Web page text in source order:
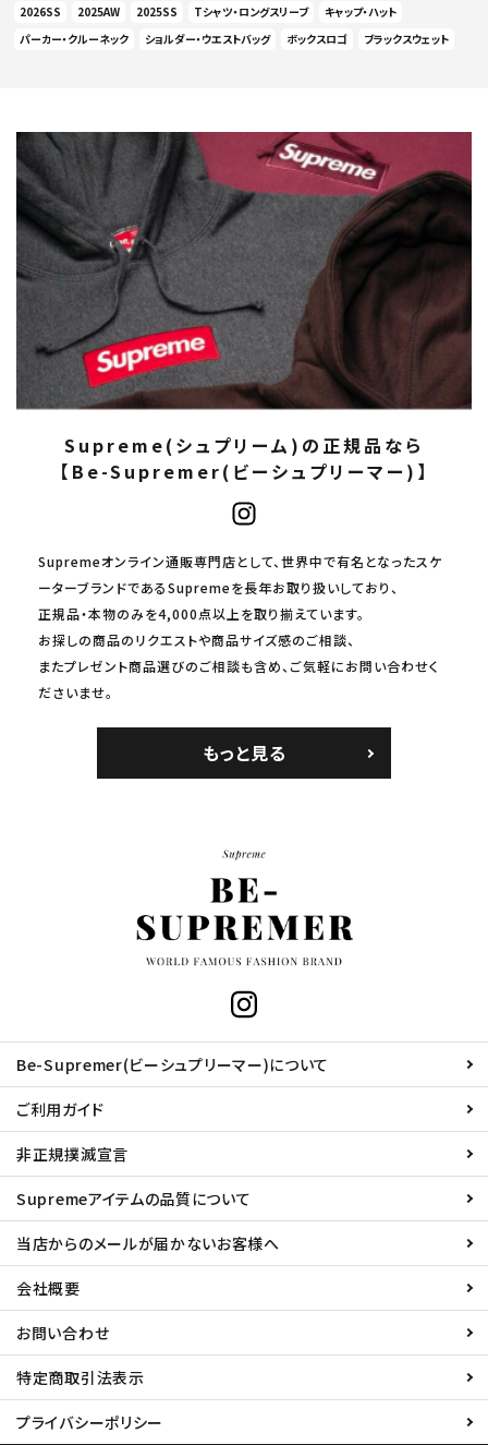
2026SS 2025AW 2025SS Tシャツ・ロングスリーブ
キャップ・ハット
パーカー・クルーネック
ショルダー・ウエストバッグ ボックスロゴ ブラックスウェット
Supreme(シュプリーム)の正規品なら
【Be-Supremer(ビーシュプリーマー)】
Supremeオンライン通販専門店として、世界中で有名となったスケ
ーターブランドであるSupremeを長年お取り扱いしており、
正規品・本物のみを4,000点以上を取り揃えています。
お探しの商品のリクエストや商品サイズ感のご相談、
またプレゼント商品選びのご相談も含め、ご気軽にお問い合わせく
ださいませ。
もっと見る
Be-Supremer(ビーシュプリーマー)について
ご利用ガイド
非正規撲滅宣言
Supremeアイテムの品質について
当店からのメールが届かないお客様へ
会社概要
お問い合わせ
特定商取引法表示
プライバシーポリシー